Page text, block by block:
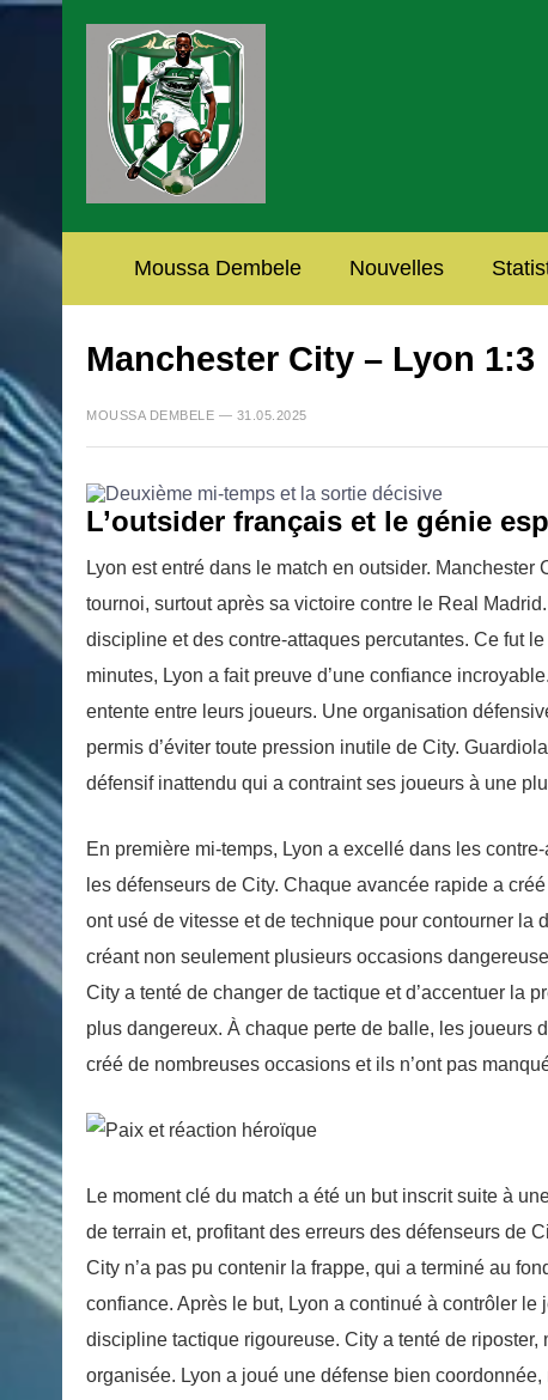
Moussa Dembele Nouvelles
Manchester City – Lyon 1:3
MOUSSA DEMBELE — 31.05.2025
L’outsider français et le génie
Lyon est entré dans le match en outsider.
tournoi, surtout après sa victoire contre le Real
discipline et des contre-attaques percutantes. Ce fut
minutes, Lyon a fait preuve d’une confiance
entente entre leurs joueurs. Une organisation
permis d’éviter toute pression inutile de City.
défensif inattendu qui a contraint ses joueurs à une
En première mi-temps, Lyon a excellé dans les
les défenseurs de City. Chaque avancée rapide a
ont usé de vitesse et de technique pour contourner la
créant non seulement plusieurs occasions
City a tenté de changer de tactique et d’accentuer la
plus dangereux. À chaque perte de balle, les joueurs
créé de nombreuses occasions et ils n’ont pas
Le moment clé du match a été un but inscrit suite à
de terrain et, profitant des erreurs des défenseurs de
City n’a pas pu contenir la frappe, qui a terminé au
confiance. Après le but, Lyon a continué à contrôler
discipline tactique rigoureuse. City a tenté de
organisée. Lyon a joué une défense bien